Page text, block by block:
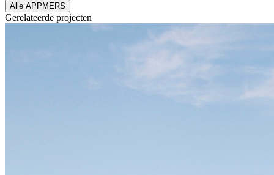
Alle APPMERS
Gerelateerde projecten